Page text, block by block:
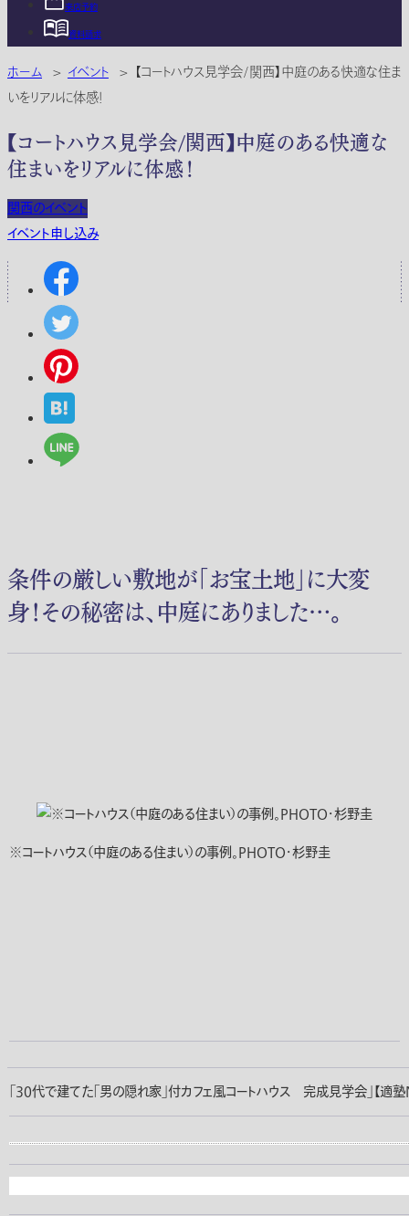
来店予約
資料請求
ホーム > イベント > 【コートハウス見学会/関西】中庭のある快適な住ま
いをリアルに体感！
【コートハウス見学会/関西】中庭のある快適な
住まいをリアルに体感！
関西のイベント
イベント申し込み
条件の厳しい敷地が「お宝土地」に大変
身！その秘密は、中庭にありました…。
※コートハウス（中庭のある住まい）の事例。PHOTO・杉野圭
「30代で建てた「男の隠れ家」付カフェ風コートハウス 完成見学会」【適